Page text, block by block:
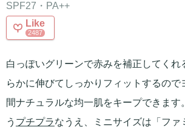
SPF27・PA++
Like
2487
白っぽいグリーンで赤みを補正してくれ
らかに伸びてしっかりフィットするので
間ナチュラルな均一肌をキープできます
う プチプラなうえ、ミニサイズは「ファ